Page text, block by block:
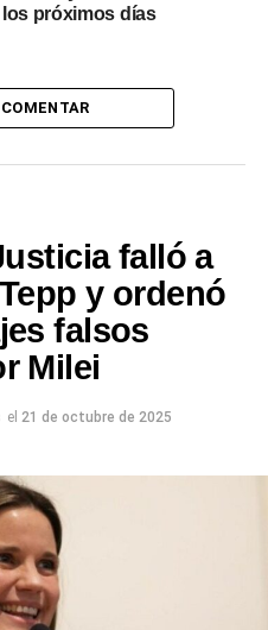
FERNÁNDEZ
tiempo de debates
próximos días
falló a
y ordenó
falsos
Milei
el 21 de octubre de 2025